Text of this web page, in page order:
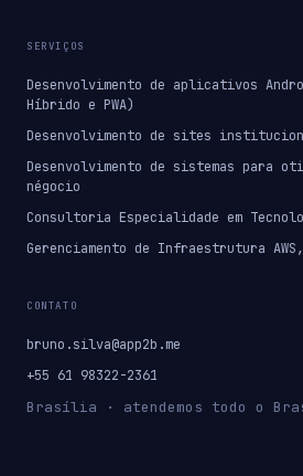
SERVIÇOS
Desenvolvimento de aplicativos
Híbrido e PWA)
Desenvolvimento de sites
Desenvolvimento de sistemas para
négocio
Consultoria Especialidade em
Gerenciamento de Infraestrutura
CONTATO
bruno.silva@app2b.me
+55 61 98322-2361
Brasília · atendemos todo o